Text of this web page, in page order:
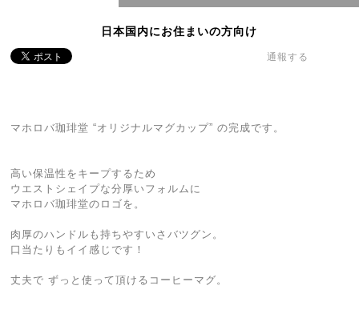
日本国内にお住まいの方向け
通報する
マホロバ珈琲堂 “オリジナルマグカップ” の完成です。
高い保温性をキープするため
ウエストシェイプな分厚いフォルムに
マホロバ珈琲堂のロゴを。
肉厚のハンドルも持ちやすいさバツグン。
口当たりもイイ感じです！
丈夫で ずっと使って頂けるコーヒーマグ。